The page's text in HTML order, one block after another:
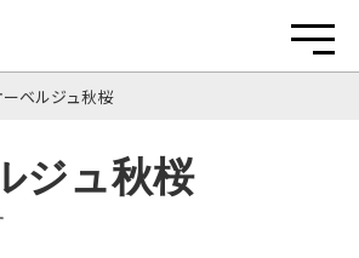
ーベルジュ秋桜
ジュ秋桜